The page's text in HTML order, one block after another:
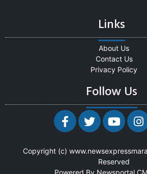
Links
About Us
Contact Us
Privacy Policy
Follow Us
Copyright (c)
Reserved
Powered By Newsportal